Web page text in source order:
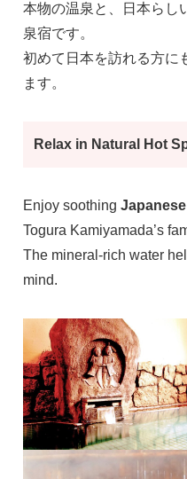
本物の温泉と、日本らし
泉宿です。
初めて日本を訪れる方に
ます。
Relax in Natural Hot
Enjoy soothing
Togura Kamiyamada’s
The mineral-rich water
mind.